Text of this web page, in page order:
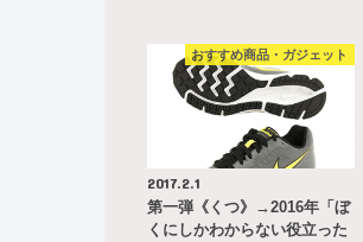
おすすめ商品・ガジェット
2017.2.1
第一弾《くつ》→2016年「ぼ
くにしかわからない役立った